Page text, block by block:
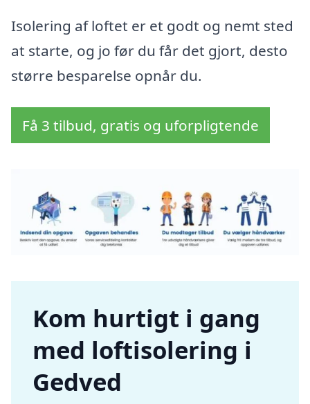
Isolering af loftet er et godt og nemt sted
at starte, og jo før du får det gjort, desto
større besparelse opnår du.
Få 3 tilbud, gratis og uforpligtende
Kom hurtigt i gang
med loftisolering i
Gedved